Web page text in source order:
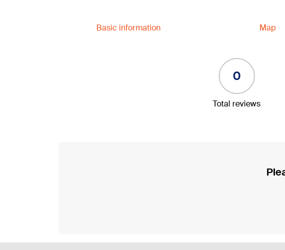
Basic information Map
0
Total reviews